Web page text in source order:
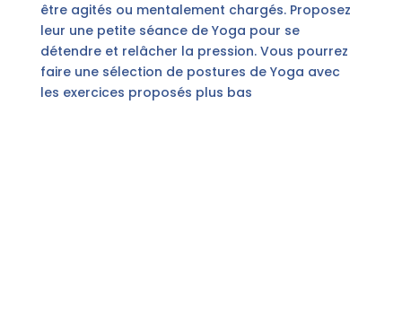
être agités ou mentalement chargés. Proposez
leur une petite séance de Yoga pour se
détendre et relâcher la pression. Vous pourrez
faire une sélection de postures de Yoga avec
les exercices proposés plus bas